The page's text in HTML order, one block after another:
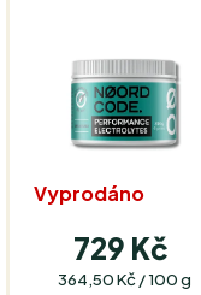
Vyprodáno
729 Kč
Měrná
364,50 Kč / 100 g